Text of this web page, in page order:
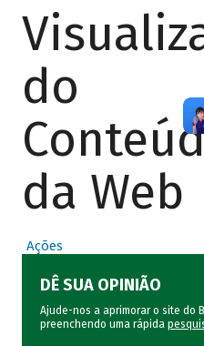
do
da Web
Ações
DÊ SUA OPINIÃO
Ajude-nos a aprimorar o site do
preenchendo uma rápida